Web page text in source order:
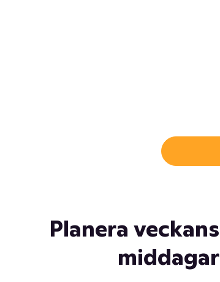
Planera veckans
middagar